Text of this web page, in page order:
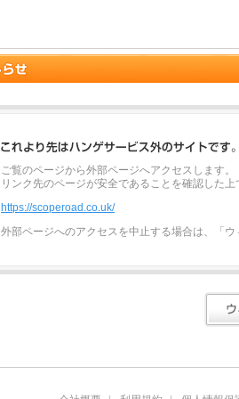
ご覧のページから外部ページへアクセスします。
リンク先のページが安全であることを確認した
https://scoperoad.co.uk/
外部ページへのアクセスを中止する場合は、「